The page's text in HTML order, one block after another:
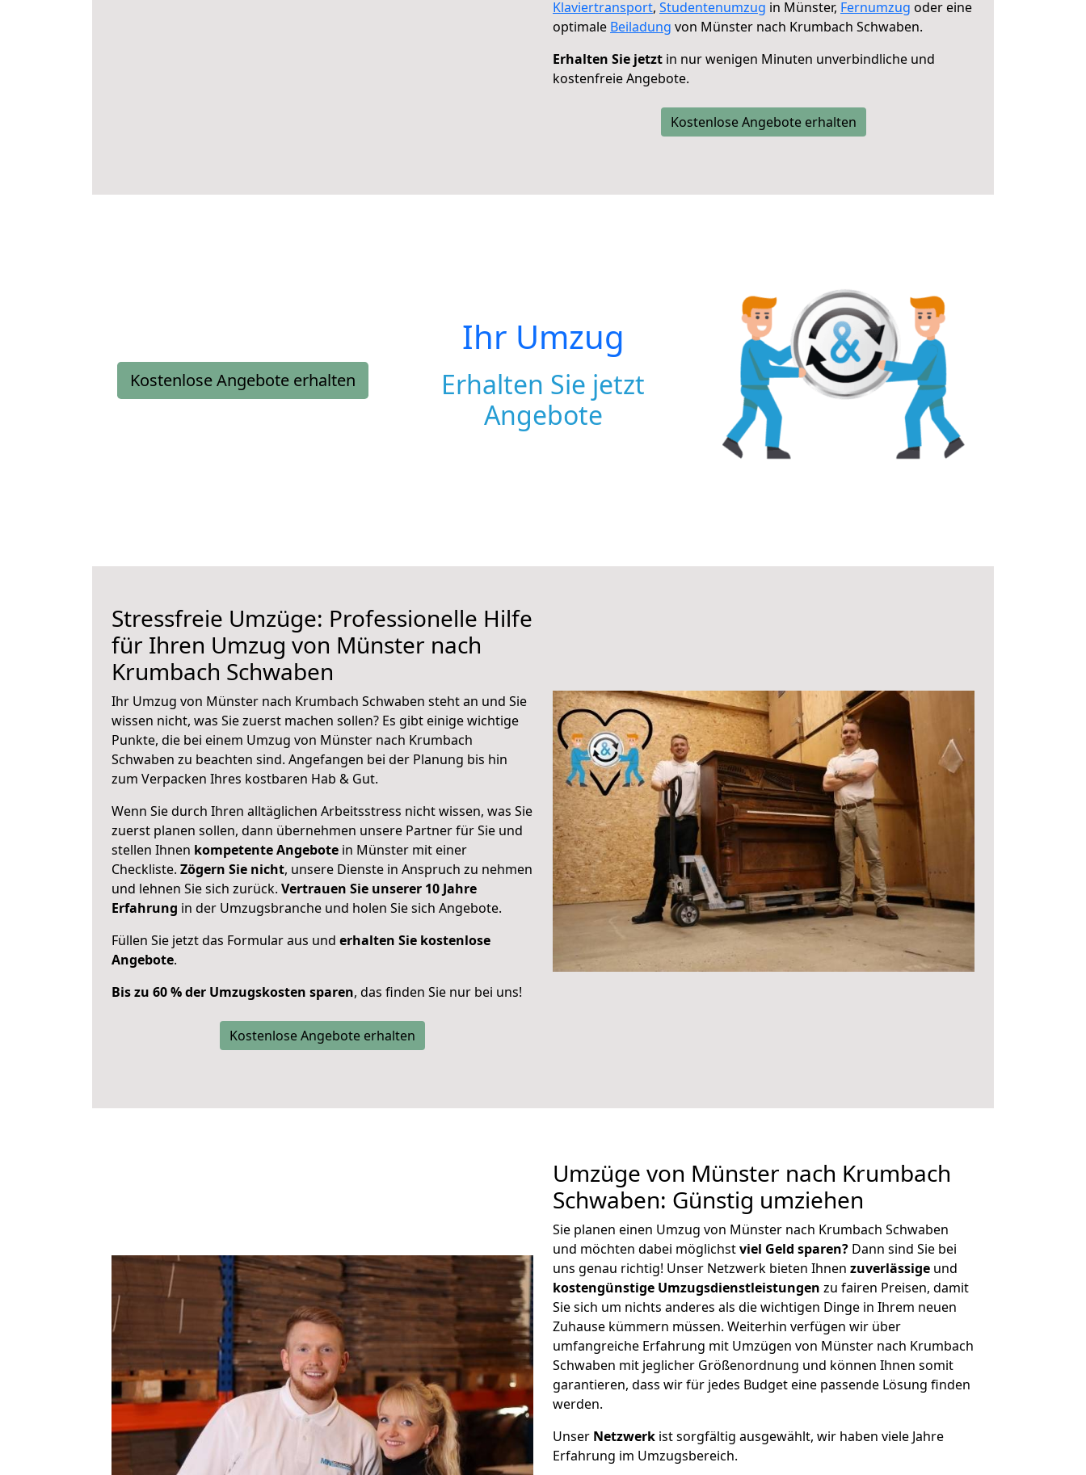
Klaviertransport, Studentenumzug in Münster, Fernumzug oder eine
optimale Beiladung von Münster nach Krumbach Schwaben.
Erhalten Sie jetzt in nur wenigen Minuten unverbindliche und
kostenfreie Angebote.
Kostenlose Angebote erhalten
Kostenlose Angebote erhalten
Ihr Umzug
Erhalten Sie jetzt
Angebote
Stressfreie Umzüge: Professionelle Hilfe
für Ihren Umzug von Münster nach
Krumbach Schwaben
Ihr Umzug von Münster nach Krumbach Schwaben steht an und Sie
wissen nicht, was Sie zuerst machen sollen? Es gibt einige wichtige
Punkte, die bei einem Umzug von Münster nach Krumbach
Schwaben zu beachten sind. Angefangen bei der Planung bis hin
zum Verpacken Ihres kostbaren Hab & Gut.
Wenn Sie durch Ihren alltäglichen Arbeitsstress nicht wissen, was Sie
zuerst planen sollen, dann übernehmen unsere Partner für Sie und
stellen Ihnen kompetente Angebote in Münster mit einer
Checkliste. Zögern Sie nicht, unsere Dienste in Anspruch zu nehmen
und lehnen Sie sich zurück. Vertrauen Sie unserer 10 Jahre
Erfahrung in der Umzugsbranche und holen Sie sich Angebote.
Füllen Sie jetzt das Formular aus und erhalten Sie kostenlose
Angebote.
Bis zu 60 % der Umzugskosten sparen, das finden Sie nur bei uns!
Kostenlose Angebote erhalten
Umzüge von Münster nach Krumbach
Schwaben: Günstig umziehen
Sie planen einen Umzug von Münster nach Krumbach Schwaben
und möchten dabei möglichstviel Geld sparen? Dann sind Sie bei
uns genau richtig! Unser Netzwerk bieten Ihnen zuverlässige und
kostengünstige Umzugsdienstleistungen zu fairen Preisen, damit
Sie sich um nichts anderes als die wichtigen Dinge in Ihrem neuen
Zuhause kümmern müssen. Weiterhin verfügen wir über
umfangreiche Erfahrung mit Umzügen von Münster nach Krumbach
Schwaben mit jeglicher Größenordnung und können Ihnen somit
garantieren, dass wir für jedes Budget eine passende Lösung finden
werden.
Unser Netzwerk ist sorgfältig ausgewählt, wir haben viele Jahre
Erfahrung im Umzugsbereich.